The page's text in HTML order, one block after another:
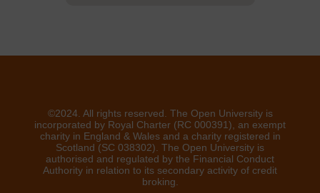
©2024. All rights reserved. The Open University is
incorporated by Royal Charter (RC 000391), an exempt
charity in England & Wales and a charity registered in
Scotland (SC 038302). The Open University is
authorised and regulated by the Financial Conduct
Authority in relation to its secondary activity of credit
broking.